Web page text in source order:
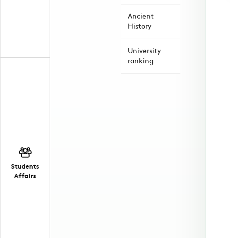
Students
Affairs
Ancient
History
University
ranking